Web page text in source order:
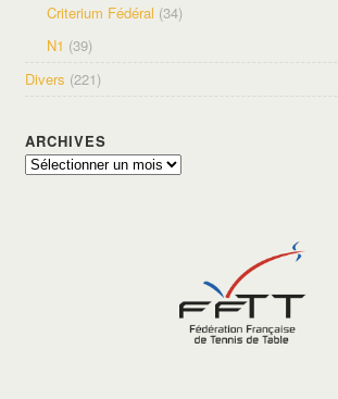
Criterium Fédéral (34)
N1 (39)
Divers (221)
ARCHIVES
Archives